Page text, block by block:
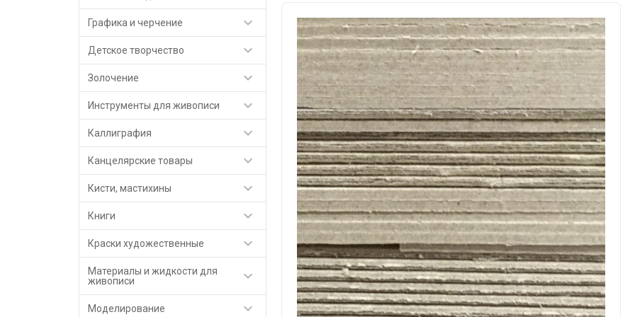
Графика и черчение 
Детское творчество 
Золочение 
Инструменты для живописи 
Каллиграфия 
Канцелярские товары 
Кисти, мастихины 
Книги 
Краски художественные 
Материалы и жидкости для
живописи

Моделирование 